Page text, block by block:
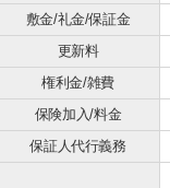
敷金/礼金/保証金
更新料
権利金/雑費
保険加入/料金
保証人代行義務